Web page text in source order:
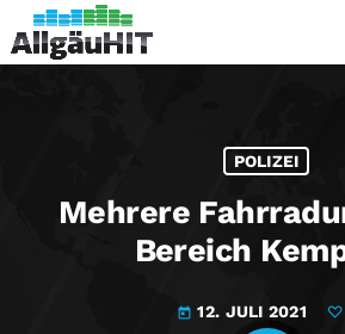
POLIZEI
Mehrere
Bereich
today 12. JULI 2021